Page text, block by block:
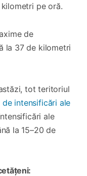
pe oră.
de
la 37 de kilometri
tot teritoriul
intensificări ale
ale
la 15–20 de